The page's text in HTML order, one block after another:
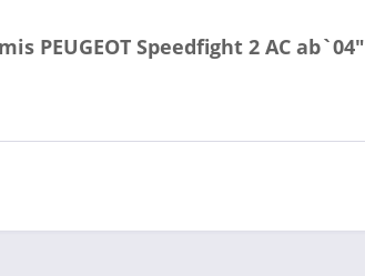
PEUGEOT Speedfight 2 AC ab`04"